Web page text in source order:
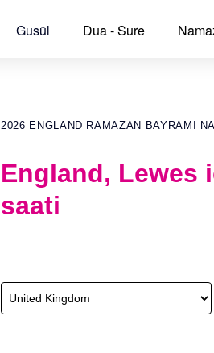
Gusül Dua - Sure
2026 ENGLAND RAMAZAN BAYRAMI
England, Lewes
saati